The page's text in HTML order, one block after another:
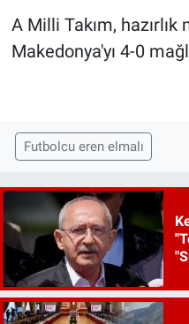
A Milli Takım, hazırlık
Makedonya'yı 4-0
Futbolcu eren elmalı